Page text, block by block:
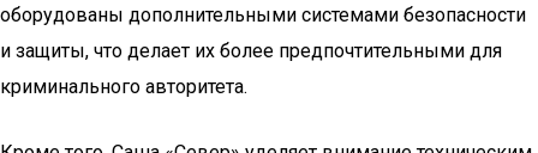
оборудованы дополнительными системами безопасности
и защиты, что делает их более предпочтительными для
криминального авторитета.